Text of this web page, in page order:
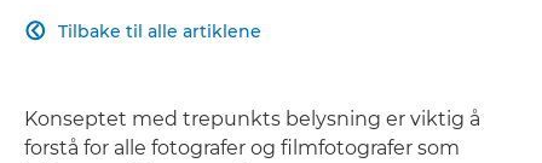
Tilbake til alle artiklene

Konseptet med trepunkts belysning er viktig å
forstå for alle fotografer og filmfotografer som